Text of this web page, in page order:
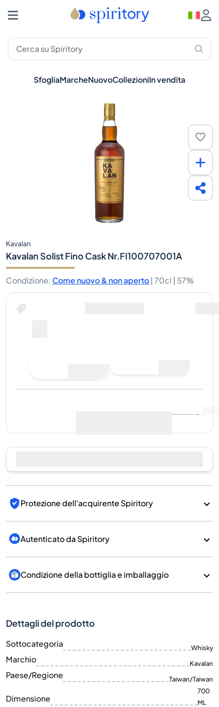
SfogliaMarcheNuovoCollezioniIn vendita
Kavalan
Kavalan Solist Fino Cask Nr.FI100707001A
Condizione: Come nuovo & non aperto | 70cl | 57%
Protezione dell'acquirente Spiritory
Autenticato da Spiritory
Condizione della bottiglia e imballaggio
Dettagli del prodotto
Sottocategoria Whisky
Marchio Kavalan
Paese/Regione Taiwan/Taiwan
Dimensione
700
ML